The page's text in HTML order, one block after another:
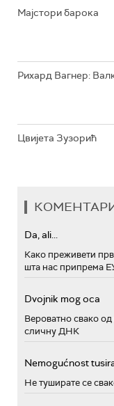
Мајстори барока
Рихард Вагнер:
Цвијета Зузорић
Da, ali...
Како преживети
шта нас припрема
Dvojnik mog oca
Вероватно свако од
сличну ДНК
Nemogućnost
Не туширате се